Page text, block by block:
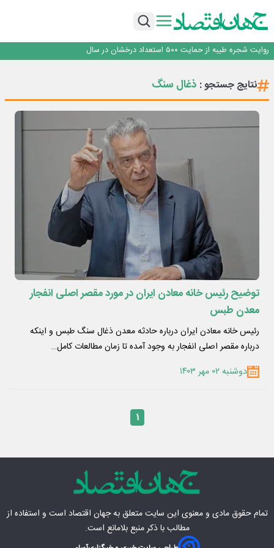
کنترل و ماژول وایرلس بومی‌سازی شده جرثقیل‌های فولاد هرمزگان، جایگزین نمونه
خارجی
روزنامه ۱۹ مرداد
روایت شجره طیبه از حمایت ۵۰۰ استعداد درخشان در سال
با آزمون موفقیت‌آمیز بیش از یک سال بهره‌برداری و بدون خرابی حاصل شد؛ ریموت
کنترل و ماژول وایرلس بومی‌سازی شده جرثقیل‌های فولاد هرمزگان، جایگزین نمونه
خارجی
روزنامه ۱۹ مردادنتایج جستجو : ذغال سنگ
توضیح رئیس خانه معادن ایران در مورد مقصر اصلی انفجار
معدن طبس
رئیس خانه معادن ایران درباره حادثه معدن ذغال سنگ طبس و اینکه
درباره مقصر اصلی انفجار به وجود آمده تا زمان مطالعات کامل…
دوشنبه ۰۲ مهر ۱۴۰۳
۱
تمام حقوق مادی‌ و معنوی این سایت متعلق بهجهان اقتصاد است و استفاده از
مطالب با ذکر منبع بلامانع است.